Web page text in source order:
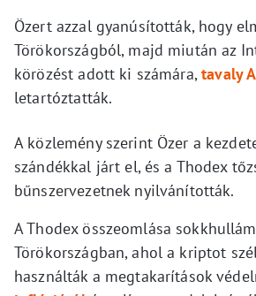
Özert azzal gyanúsították, hogy
Törökországból, majd miután az
körözést adott ki számára,tavaly
letartóztatták.
A közlemény szerint Özer a
szándékkal járt el, és a Thodex
bűnszervezetnek nyilvánították.
A Thodex összeomlása
Törökországban, ahol a kriptot
használták a megtakarítások